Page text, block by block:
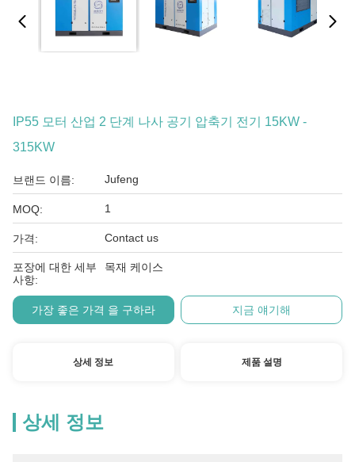
IP55 모터 산업 2 단계 나사 공기 압축기 전기 15KW -
315KW
브랜드 이름: Jufeng
MOQ: 1
가격: Contact us
포장에 대한 세부
사항:
목재 케이스
가장 좋은 가격 을 구하라 지금 얘기해
상세 정보 제품 설명
상세 정보